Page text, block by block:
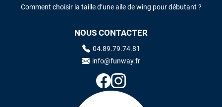
Comment choisir la taille d’une aile de wing pour débutant ?
NOUS CONTACTER
04.89.79.74.81
info@funway.fr